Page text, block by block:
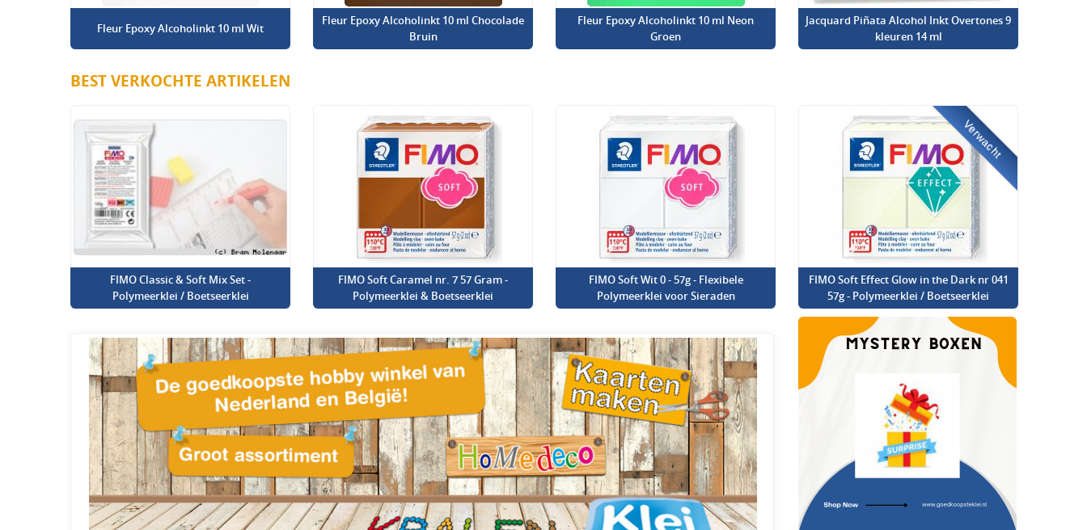
Fleur Epoxy Alcoholinkt 10 ml Wit
Fleur Epoxy Alcoholinkt 10 ml Chocolade
Bruin
Fleur Epoxy Alcoholinkt 10 ml Neon
Groen
Jacquard Piñata Alcohol Inkt Overtones 9
kleuren 14 ml
BEST VERKOCHTE ARTIKELEN
FIMO Classic & Soft Mix Set -
Polymeerklei / Boetseerklei
FIMO Soft Caramel nr. 7 57 Gram -
Polymeerklei & Boetseerklei
FIMO Soft Wit 0 - 57g - Flexibele
Polymeerklei voor Sieraden
Verwacht
FIMO Soft Effect Glow in the Dark nr 041
57g - Polymeerklei / Boetseerklei